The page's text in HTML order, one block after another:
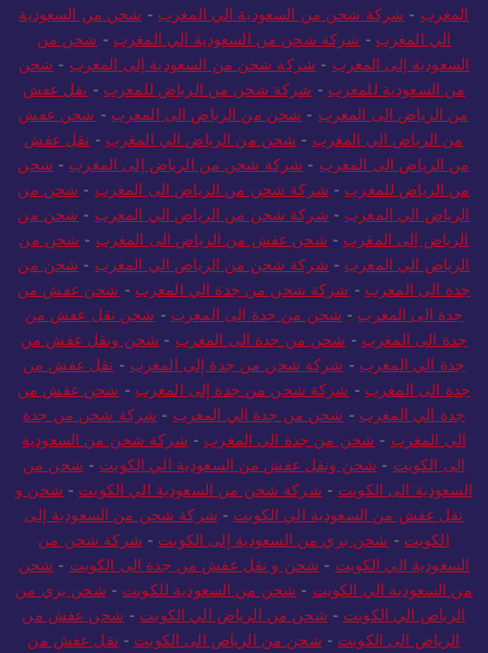
المغرب - شركة شحن من السعودية الي المغرب - شحن من السعودية
الي المغرب - شركة شحن من السعودية الي المغرب - شحن من
السعودية إلى المغرب - شركة شحن من السعودية إلى المغرب - شحن
من السعودية للمغرب - شركة شحن من الرياض للمغرب - نقل عفش
من الرياض الى المغرب - شحن من الرياض الى المغرب - شحن عفش
من الرياض الي المغرب - شحن من الرياض الي المغرب - نقل عفش
من الرياض الى المغرب - شركة شحن من الرياض إلى المغرب - شحن
من الرياض للمغرب - شركة شحن من الرياض الى المغرب - شحن من
الرياض الي المغرب - شركة شحن من الرياض الي المغرب - شحن من
الرياض إلى المغرب - شحن عفش من الرياض الى المغرب - شحن من
الرياض الي المغرب - شركة شحن من الرياض الي المغرب - شحن من
جدة الى المغرب - شركة شحن من جدة الي المغرب - شحن عفش من
جدة الى المغرب - شحن من جدة الى المغرب - شحن نقل عفش من
جدة الى المغرب - شحن من جدة الى المغرب - شحن ونقل عفش من
جدة الي المغرب - شركة شحن من جدة إلى المغرب - نقل عفش من
جدة الى المغرب - شركة شحن من جدة إلى المغرب - شحن عفش من
جدة الي المغرب - شحن من جدة الي المغرب - شركة شحن من جدة
الي المغرب - شحن من جدة الي المغرب - شركة شحن من السعودية
الى الكويت - شحن ونقل عفش من السعودية الي الكويت - شحن من
السعودية الى الكويت - شركة شحن من السعودية الي الكويت - شحن و
نقل عفش من السعودية الي الكويت - شركة شحن من السعودية إلى
الكويت - شحن بري من السعودية إلى الكويت - شركة شحن من
السعودية الي الكويت - شحن و نقل عفش من جدة الى الكويت - شحن
من السعودية الي الكويت - شحن من السعودية للكويت - شحن بري من
الرياض الي الكويت - شحن من الرياض الي الكويت - شحن عفش من
الرياض الى الكويت - شحن من الرياض الى الكويت - نقل عفش من